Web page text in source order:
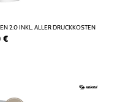
2.0 INKL. ALLER DRUCKKOSTEN
€